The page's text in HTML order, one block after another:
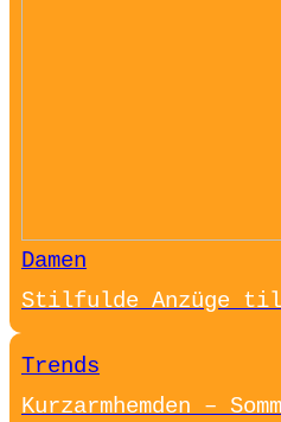
Damen
Stilfulde Anzüge til
Trends
Kurzarmhemden –